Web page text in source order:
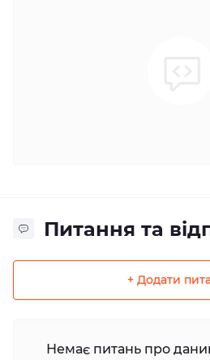
Питання та
+ Додати
Немає питань про